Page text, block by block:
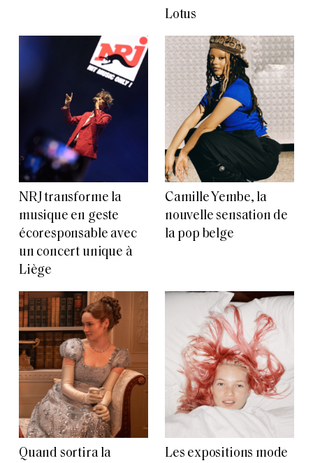
Lotus
NRJ transforme la
musique en geste
écoresponsable avec
un concert unique à
Liège
Camille Yembe, la
nouvelle sensation de
la pop belge
Quand sortira la
Les expositions mode